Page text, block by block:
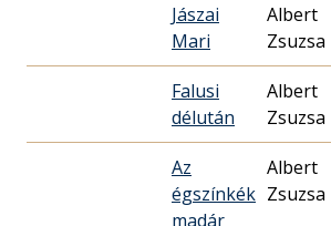
Jászai
Mari
Albert
Zsuzsa
Falusi
délután
Albert
Zsuzsa
Az
égszínkék
madár
Albert
Zsuzsa